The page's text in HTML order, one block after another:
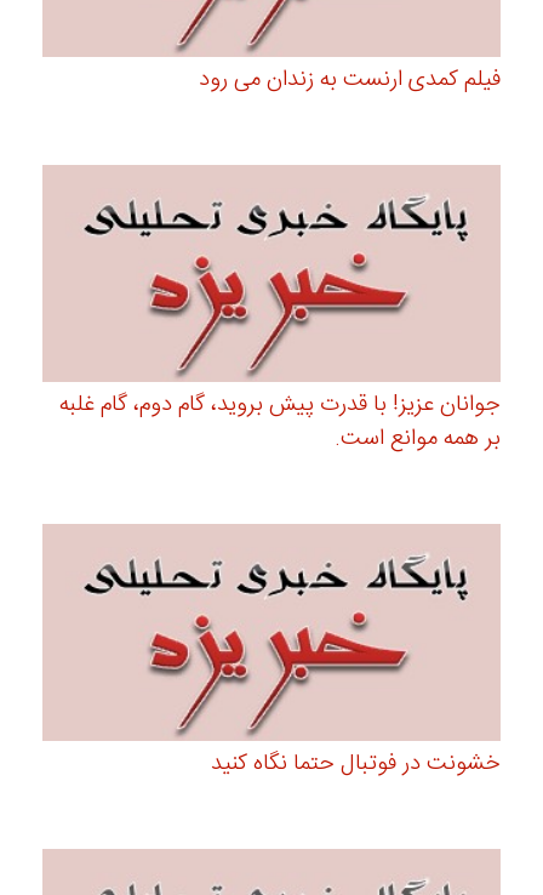
فیلم کمدی ارنست به زندان می رود
جوانان عزیز! با قدرت پیش بروید، گام دوم، گام غلبه
بر همه موانع است.
خشونت در فوتبال حتما نگاه کنید